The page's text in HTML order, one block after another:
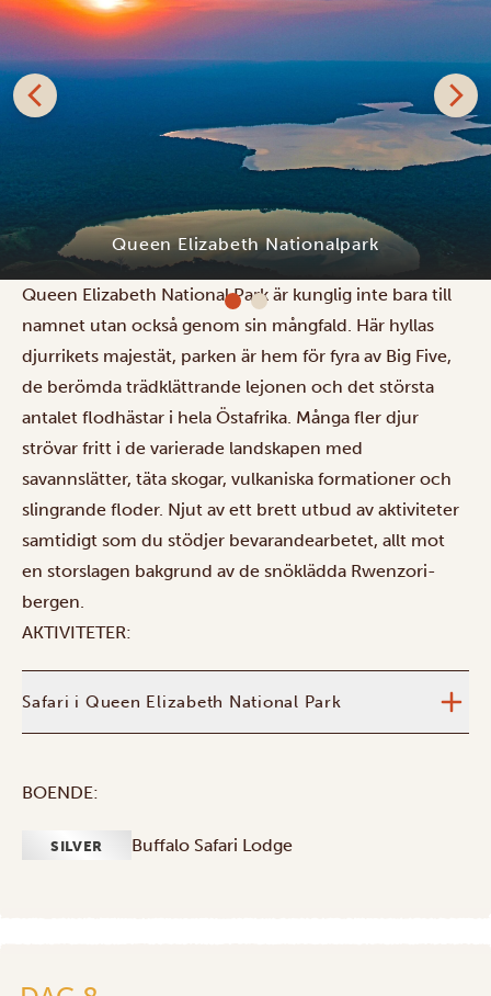
Queen Elizabeth Nationalpark
Queen Elizabeth National Park är kunglig inte bara till
namnet utan också genom sin mångfald. Här hyllas
djurrikets majestät, parken är hem för fyra av Big Five,
de berömda trädklättrande lejonen och det största
antalet flodhästar i hela Östafrika. Många fler djur
strövar fritt i de varierade landskapen med
savannslätter, täta skogar, vulkaniska formationer och
slingrande floder. Njut av ett brett utbud av aktiviteter
samtidigt som du stödjer bevarandearbetet, allt mot
en storslagen bakgrund av de snöklädda Rwenzori-
bergen.
AKTIVITETER:
Safari i Queen Elizabeth National Park
BOENDE:
SILVER Buffalo Safari Lodge